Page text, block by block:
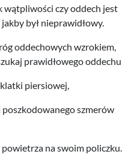
wąt­pli­wości czy odd­ech jest
był nieprawidłowy.
odd­e­chowych wzrok­iem,
praw­idłowego oddechu
piersiowej,
poszkodowanego szmerów
na swoim policzku.